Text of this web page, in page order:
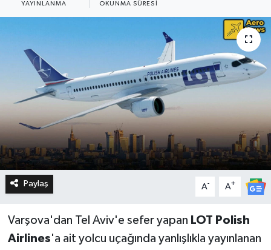
YAYINLANMA OKUNMA SÜRESI
Paylaş A- A+
Varşova'dan Tel Aviv'e sefer yapan LOT Polish
Airlines'a ait yolcu uçağında yanlışlıkla yayınlanan